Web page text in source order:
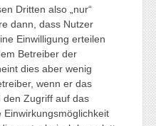
Dritten also „nur“
dann, dass Nutzer
Einwilligung erteilen
Betreiber der
dies aber wenig
wenn er das
den Zugriff auf das